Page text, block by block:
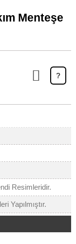
Menteşe
?
Resimleridir.
Yapılmıştır.